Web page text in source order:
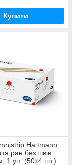
Купити
Hartmann
ран без швів
1 уп. (50×4 шт.)